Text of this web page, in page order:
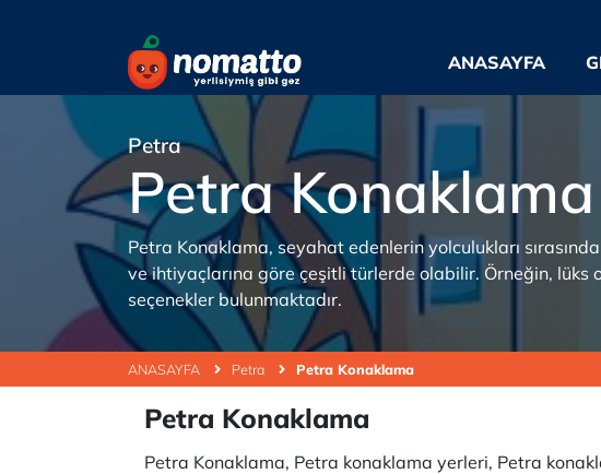
ANASAYFA
ANASAYFA Petra Petra Konaklama
Petra
Petra Konaklama
Petra Konaklama, seyahat edenlerin yolculukları
ve ihtiyaçlarına göre çeşitli türlerde olabilir. Örneğin,
seçenekler bulunmaktadır.
Petra Konaklama
Petra Konaklama, Petra konaklama yerleri, Petra